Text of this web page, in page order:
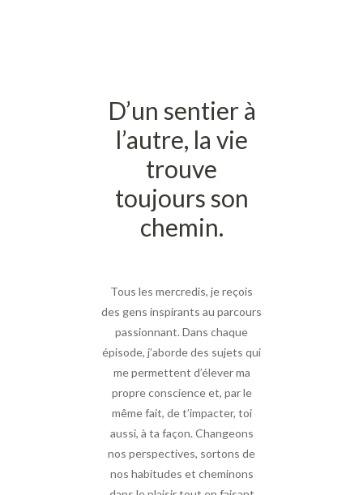
D’un sentier à
l’autre, la vie
trouve
toujours son
chemin.
Tous les mercredis, je reçois
des gens inspirants au parcours
passionnant. Dans chaque
épisode, j’aborde des sujets qui
me permettent d’élever ma
propre conscience et, par le
même fait, de t’impacter, toi
aussi, à ta façon. Changeons
nos perspectives, sortons de
nos habitudes et cheminons